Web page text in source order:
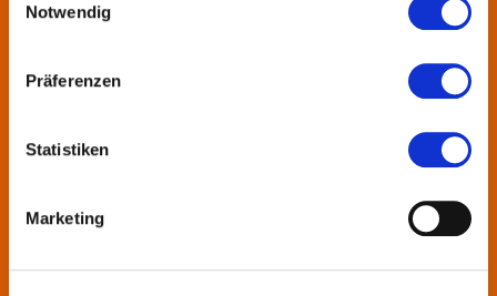
Notwendig
Präferenzen
Statistiken
Marketing
In der Metropolregion FrankfurtRheinMain haben sich rund 50
KulturRegion zusammen-geschlossen. Über die Ländergrenzen
hinweg vernetzt die gemeinnützige Gesellschaft seit 2005 die
interkommunale Zusammenarbeit. Gemeinsam mit ihren
wechselnden Themen.
Kontakt